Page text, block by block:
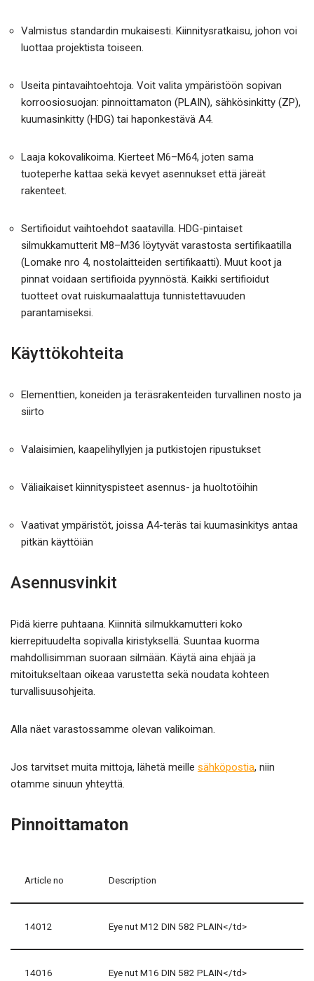
Valmistus standardin mukaisesti. Kiinnitysratkaisu, johon voi
luottaa projektista toiseen.
Useita pintavaihtoehtoja. Voit valita ympäristöön sopivan
korroosiosuojan: pinnoittamaton (PLAIN), sähkösinkitty (ZP),
kuumasinkitty (HDG) tai haponkestävä A4.
Laaja kokovalikoima. Kierteet M6–M64, joten sama
tuoteperhe kattaa sekä kevyet asennukset että järeät
rakenteet.
Sertifioidut vaihtoehdot saatavilla. HDG-pintaiset
silmukkamutterit M8–M36 löytyvät varastosta sertifikaatilla
(Lomake nro 4, nostolaitteiden sertifikaatti). Muut koot ja
pinnat voidaan sertifioida pyynnöstä. Kaikki sertifioidut
tuotteet ovat ruiskumaalattuja tunnistettavuuden
parantamiseksi.
Käyttökohteita
Elementtien, koneiden ja teräsrakenteiden turvallinen nosto ja
siirto
Valaisimien, kaapelihyllyjen ja putkistojen ripustukset
Väliaikaiset kiinnityspisteet asennus- ja huoltotöihin
Vaativat ympäristöt, joissa A4-teräs tai kuumasinkitys antaa
pitkän käyttöiän
Asennusvinkit
Pidä kierre puhtaana. Kiinnitä silmukkamutteri koko
kierrepituudelta sopivalla kiristyksellä. Suuntaa kuorma
mahdollisimman suoraan silmään. Käytä aina ehjää ja
mitoitukseltaan oikeaa varustetta sekä noudata kohteen
turvallisuusohjeita.
Alla näet varastossamme olevan valikoiman.
Jos tarvitset muita mittoja, lähetä meille sähköpostia, niin
otamme sinuun yhteyttä.
Pinnoittamaton
Article no Description
14012 Eye nut M12 DIN 582 PLAIN</td>
14016 Eye nut M16 DIN 582 PLAIN</td>